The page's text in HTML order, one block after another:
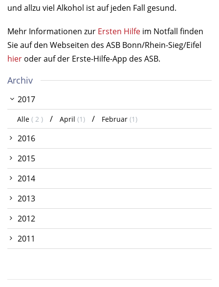
und allzu viel Alkohol ist auf jeden Fall gesund.
Mehr Informationen zur Ersten Hilfe im Notfall finden
Sie auf den Webseiten des ASB Bonn/Rhein-Sieg/Eifel
hier oder auf der Erste-Hilfe-App des ASB.
Archiv
2017
Alle ( 2 ) April (1) Februar (1)
2016
2015
2014
2013
2012
2011